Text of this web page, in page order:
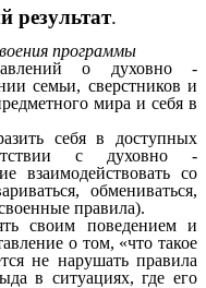
результат.
программы
о духовно -
семьи, сверстников и
мира и себя в
себя в доступных
с духовно -
взаимодействовать со
обмениваться,
правила).
своим поведением и
о том, «что такое
не нарушать правила
в ситуациях, где его